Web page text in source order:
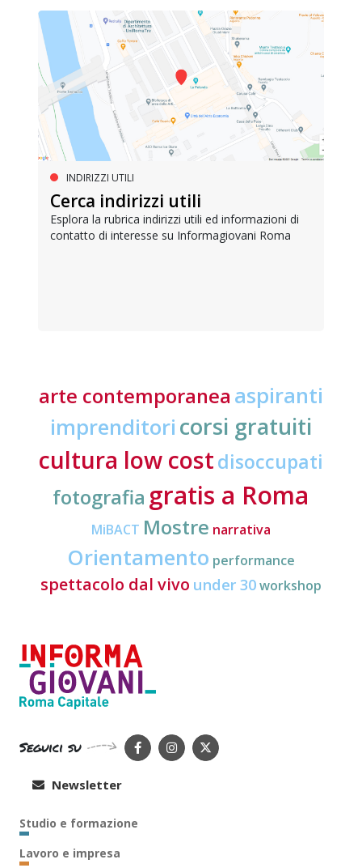
INDIRIZZI UTILI
Cerca indirizzi utili
Esplora la rubrica indirizzi utili ed informazioni di
contatto di interesse su Informagiovani Roma
arte contemporanea aspiranti
imprenditori corsi gratuiti
cultura low costdisoccupati
fotografia gratis a Roma
MiBACT Mostre narrativa
Orientamento performance
spettacolo dal vivo under 30workshop
Seguici su
Newsletter
Studio e formazione
Lavoro e impresa